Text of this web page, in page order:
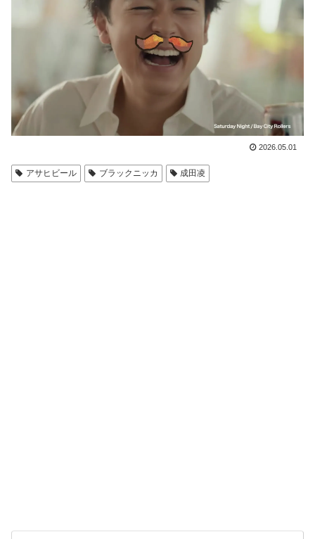
2026.05.01
アサヒビール ブラックニッカ 成田凌